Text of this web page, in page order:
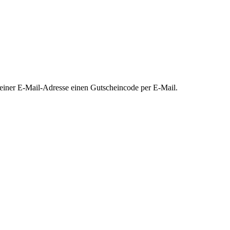
E-Mail-Adresse einen Gutscheincode per E-Mail.